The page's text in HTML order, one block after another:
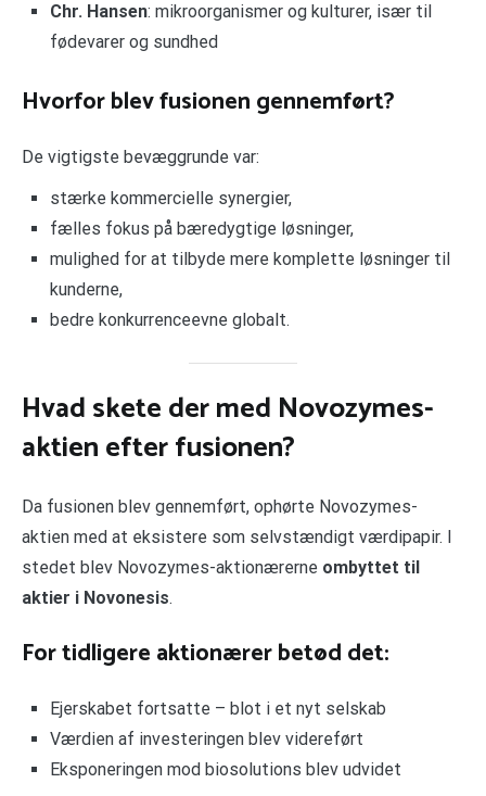
Chr. Hansen: mikroorganismer og kulturer, især til
fødevarer og sundhed
Hvorfor blev fusionen gennemført?
De vigtigste bevæggrunde var:
stærke kommercielle synergier,
fælles fokus på bæredygtige løsninger,
mulighed for at tilbyde mere komplette løsninger til
kunderne,
bedre konkurrenceevne globalt.
Hvad skete der med Novozymes-
aktien efter fusionen?
Da fusionen blev gennemført, ophørte Novozymes-
aktien med at eksistere som selvstændigt værdipapir. I
stedet blev Novozymes-aktionærerne ombyttet til
aktier i Novonesis.
For tidligere aktionærer betød det:
Ejerskabet fortsatte – blot i et nyt selskab
Værdien af investeringen blev videreført
Eksponeringen mod biosolutions blev udvidet